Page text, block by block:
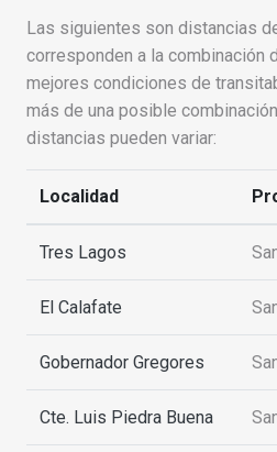
Las siguientes son distancias
corresponden a la combinación
mejores condiciones de
más de una posible
distancias pueden variar:
Localidad
Tres Lagos
El Calafate
Gobernador Gregores
Cte. Luis Piedra Buena